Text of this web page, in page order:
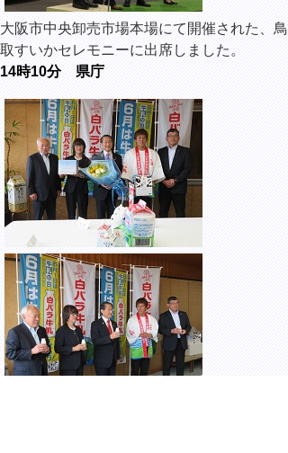
大阪市中央卸売市場本場にて開催された、鳥
取すいかセレモニーに出席しました。
14時10分県庁